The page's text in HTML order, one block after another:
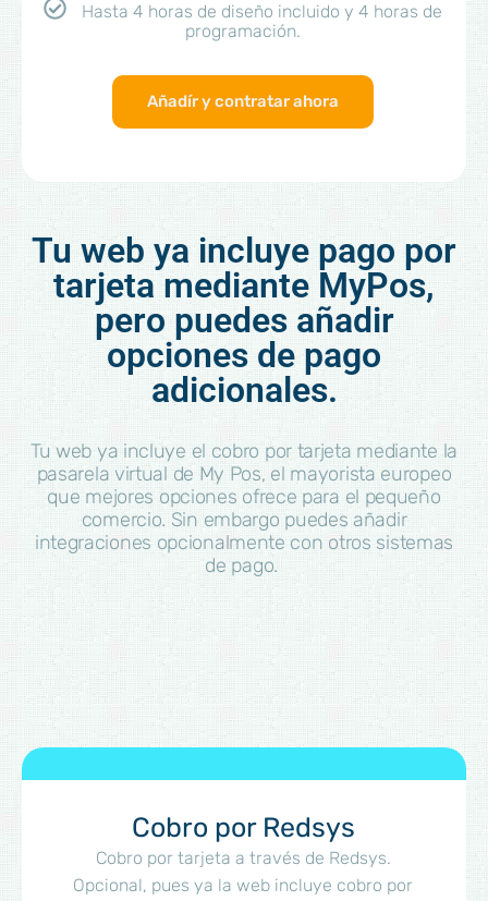
Hasta 4 horas de diseño incluido y 4 horas de
programación.
Añadír y contratar ahora
Tu web ya incluye pago por
tarjeta mediante MyPos,
pero puedes añadir
opciones de pago
adicionales.
Tu web ya incluye el cobro por tarjeta mediante la
pasarela virtual de My Pos, el mayorista europeo
que mejores opciones ofrece para el pequeño
comercio. Sin embargo puedes añadir
integraciones opcionalmente con otros sistemas
de pago.
Cobro por Redsys
Cobro por tarjeta a través de Redsys.
Opcional, pues ya la web incluye cobro por